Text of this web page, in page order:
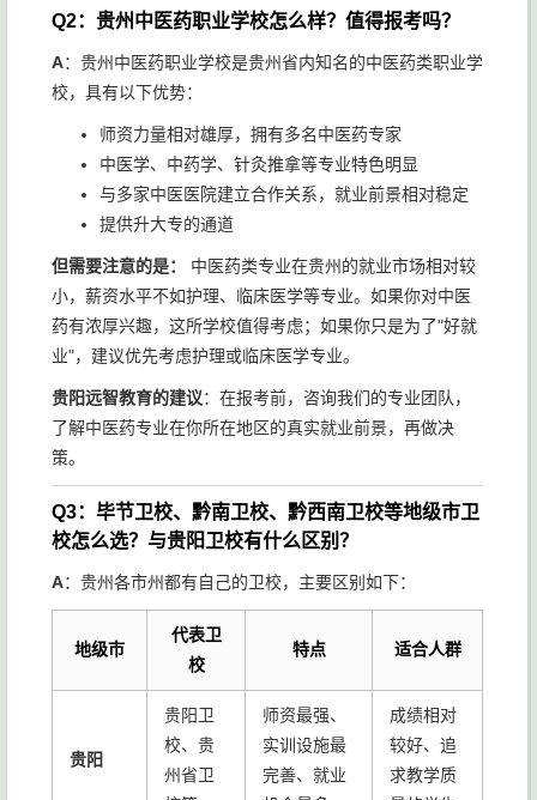
Q2：贵州中医药职业学校怎么样？值得报考吗？
A：贵州中医药职业学校是贵州省内知名的中医药类职业学
校，具有以下优势：
师资力量相对雄厚，拥有多名中医药专家
中医学、中药学、针灸推拿等专业特色明显
与多家中医医院建立合作关系，就业前景相对稳定
提供升大专的通道
但需要注意的是：
中医药类专业在贵州的就业市场相对较
小，薪资水平不如护理、临床医学等专业。如果你对中医
药有浓厚兴趣，这所学校值得考虑；如果你只是为了"好就
业"，建议优先考虑护理或临床医学专业。
贵阳远智教育的建议：在报考前，咨询我们的专业团队，
了解中医药专业在你所在地区的真实就业前景，再做决
策。
Q3：毕节卫校、黔南卫校、黔西南卫校等地级市卫
校怎么选？与贵阳卫校有什么区别？
A：贵州各市州都有自己的卫校，主要区别如下：
地级市
代表卫
校
特点 适合人群
贵阳
贵阳卫
校、贵
州省卫
师资最强、
实训设施最
完善、就业
成绩相对
较好、追
求教学质